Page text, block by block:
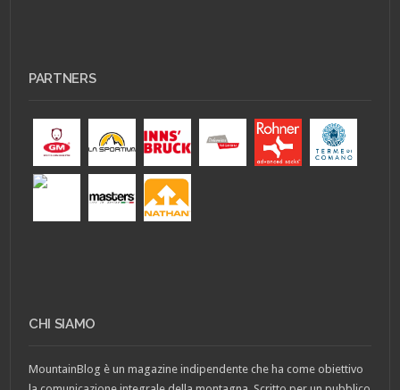
PARTNERS
CHI SIAMO
MountainBlog è un magazine indipendente che ha come obiettivo